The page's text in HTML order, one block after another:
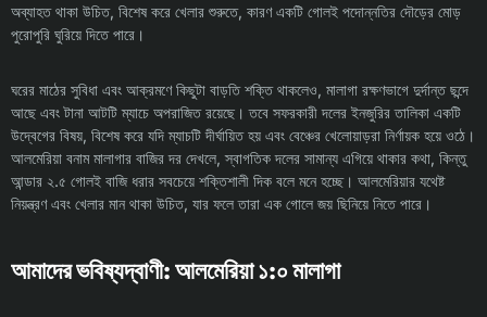
অব্যাহত থাকা উচিত, বিশেষ করে খেলার শুরুতে, কারণ একটি গোলই পদোন্নতির দৌড়ের মোড়
পুরোপুরি ঘুরিয়ে দিতে পারে।
ঘরের মাঠের সুবিধা এবং আক্রমণে কিছুটা বাড়তি শক্তি থাকলেও, মালাগা রক্ষণভাগে দুর্দান্ত ছন্দে
আছে এবং টানা আটটি ম্যাচে অপরাজিত রয়েছে। তবে সফরকারী দলের ইনজুরির তালিকা একটি
উদ্বেগের বিষয়, বিশেষ করে যদি ম্যাচটি দীর্ঘায়িত হয় এবং বেঞ্চের খেলোয়াড়রা নির্ণায়ক হয়ে ওঠে।
আলমেরিয়া বনাম মালাগার বাজির দর দেখলে, স্বাগতিক দলের সামান্য এগিয়ে থাকার কথা, কিন্তু
আন্ডার ২.৫ গোলই বাজি ধরার সবচেয়ে শক্তিশালী দিক বলে মনে হচ্ছে। আলমেরিয়ার যথেষ্ট
নিয়ন্ত্রণ এবং খেলার মান থাকা উচিত, যার ফলে তারা এক গোলে জয় ছিনিয়ে নিতে পারে।
আমাদের ভবিষ্যদ্বাণী: আলমেরিয়া ১:০ মালাগা